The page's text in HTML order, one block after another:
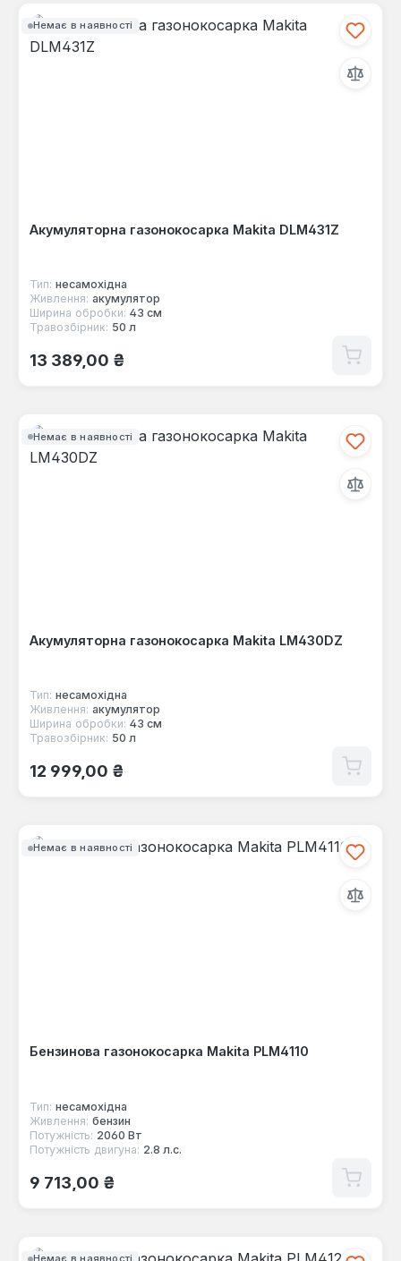
Немає в наявності
Акумуляторна газонокосарка Makita DLM431Z
Тип: несамохідна
Живлення: акумулятор
Ширина обробки: 43 см
Травозбірник: 50 л
Звичайна ціна:
13 389,00 ₴
Немає в наявності
Акумуляторна газонокосарка Makita LM430DZ
Тип: несамохідна
Живлення: акумулятор
Ширина обробки: 43 см
Травозбірник: 50 л
Звичайна ціна:
12 999,00 ₴
Немає в наявності
Бензинова газонокосарка Makita PLM4110
Тип: несамохідна
Живлення: бензин
Потужність: 2060 Вт
Потужність двигуна: 2.8 л.с.
Звичайна ціна:
9 713,00 ₴